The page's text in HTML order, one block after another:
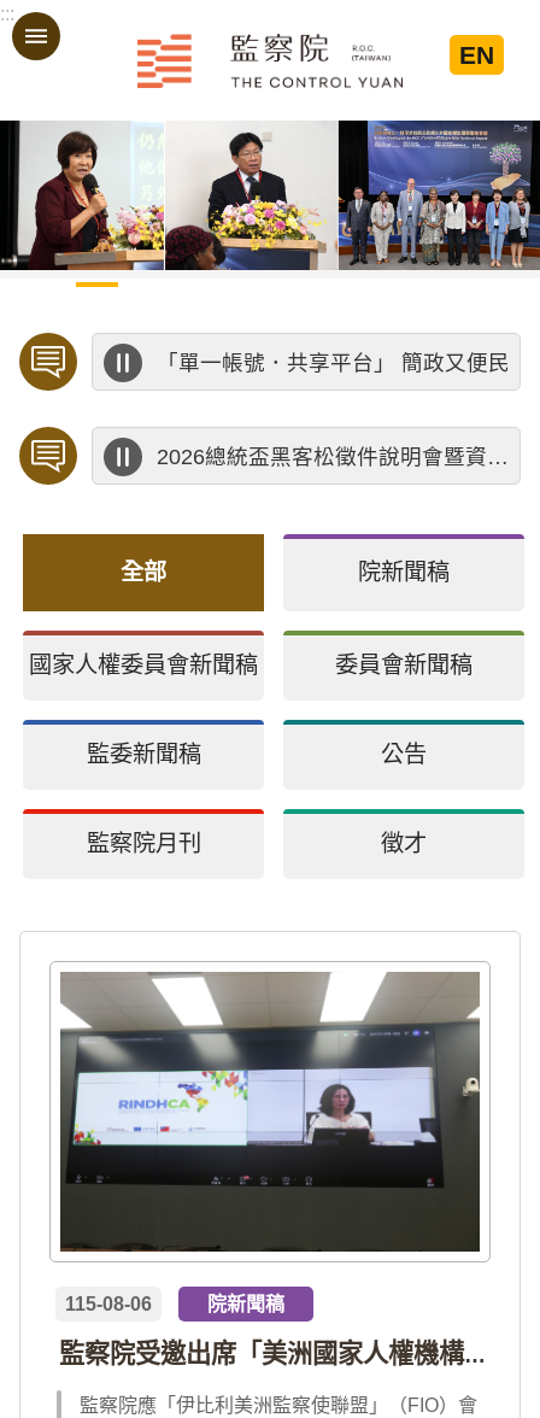
跳到主要內容區塊
:::
EN
歡迎預約「臨櫃陳情」，陳情受理中心將優先排定人員與您接談，釐清案情爭點後收案處理，以節省您的寶貴時間。
海洋委員會海洋保育署 「2026海洋保育創意短影音競賽」活動
全部 院新聞稿
國家人權委員會新聞稿 委員會新聞稿
監委新聞稿 公告
監察院月刊 徵才
監察院受邀出席「美洲國家人權機構網絡」年會 分享我國氣候災害防治經驗 打造國際永續韌性
115-08-06 院新聞稿
監察院應「伊比利美洲監察使聯盟」（FIO）會